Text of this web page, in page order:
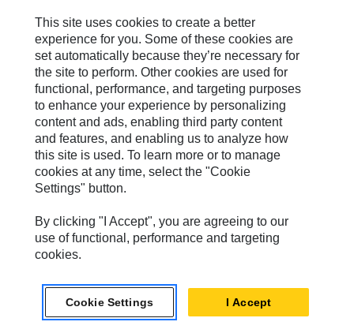
değişiklikler; (xxvi) bilgi teknolojisi güvenliğinin
başarısız olması veya açık vermesi; (xxvii) doğal
afetlerin olumsuz etkileri ve (xxviii) kısa süre önce
U.S. Securities and Exchange Commission'a
kaydettirilen Form 10-K belgemizdeki
"Management's Discussion and Analysis" (Yönetimin
Tartışma ve Analizi) ve "Risk Factors" (Risk Etkenleri)
başlıklı bölümlerde daha ayrıntılı olarak tanımlanan
diğer etkenler.
Basın Bültenleri
Caterpillar tarafından yayınlanan basın
bültenlerinde yer alan İçerik, bültenin yayınlandığı
tarih dışında doğru veya güncel olarak kabul
edilmemelidir. Caterpillar'ın basın bültenlerindeki
yükümlülüğünü özellikle reddeder. Buradaki
herhangi bir bilginin ileriye dönük olduğu ölçüde,
ileriye dönük beyanlar için güvenli limana uyması
This site uses cookies to create a better
experience for you. Some of these cookies are
set automatically because they’re necessary for
the site to perform. Other cookies are used for
functional, performance, and targeting purposes
to enhance your experience by personalizing
content and ads, enabling third party content
and features, and enabling us to analyze how
this site is used. To learn more or to manage
cookies at any time, select the "Cookie
Settings" button.
By clicking "I Accept", you are agreeing to our
use of functional, performance and targeting
cookies.
Cookie Settings I Accept